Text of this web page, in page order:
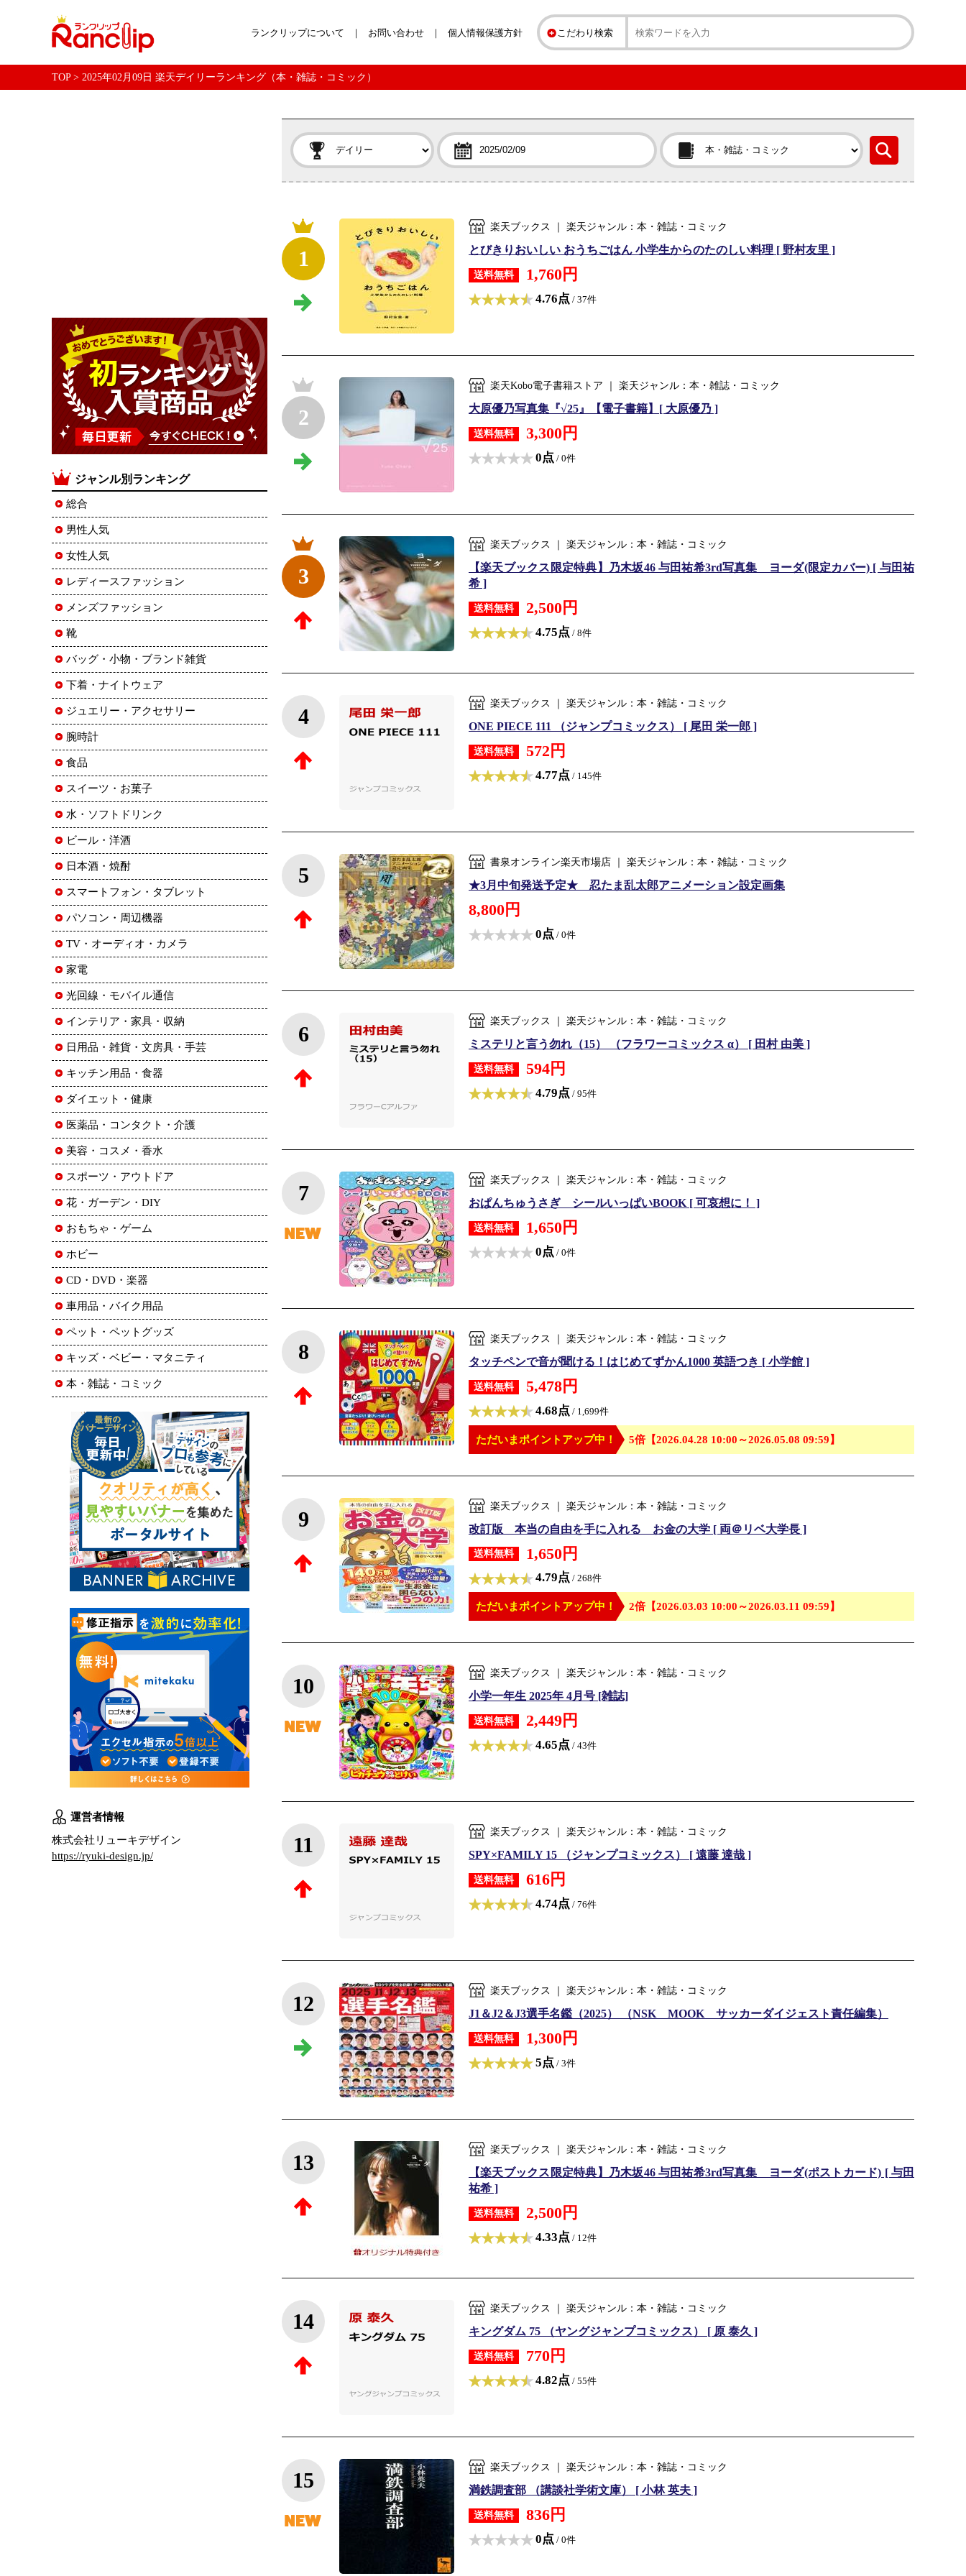
こだわり検索
ランクリップについて お問い合わせ 個人情報保護方針
TOP> 2025年02月09日 楽天デイリーランキング（本・雑誌・コミック）
1
楽天ブックス ｜ 楽天ジャンル：本・雑誌・コミック
とびきりおいしい おうちごはん 小学生からのたのしい料理 [ 野村友里 ]
送料無料 1,760円
4.76点 / 37件
2
楽天Kobo電子書籍ストア ｜ 楽天ジャンル：本・雑誌・コミック
大原優乃写真集『√25』【電子書籍】[ 大原優乃 ]
送料無料 3,300円
0点 / 0件
3
楽天ブックス ｜ 楽天ジャンル：本・雑誌・コミック
【楽天ブックス限定特典】乃木坂46 与田祐希3rd写真集 ヨーダ(限定カバー) [ 与田祐
希 ]
送料無料 2,500円
4.75点 / 8件
4
楽天ブックス ｜ 楽天ジャンル：本・雑誌・コミック
ONE PIECE 111 （ジャンプコミックス） [ 尾田 栄一郎 ]
送料無料 572円
4.77点 / 145件
5
書泉オンライン楽天市場店 ｜ 楽天ジャンル：本・雑誌・コミック
★3月中旬発送予定★ 忍たま乱太郎アニメーション設定画集
8,800円
0点 / 0件
6
楽天ブックス ｜ 楽天ジャンル：本・雑誌・コミック
ミステリと言う勿れ（15） （フラワーコミックス α） [ 田村 由美 ]
送料無料 594円
4.79点 / 95件
7
楽天ブックス ｜ 楽天ジャンル：本・雑誌・コミック
おぱんちゅうさぎ シールいっぱいBOOK [ 可哀想に！ ]
送料無料 1,650円
0点 / 0件
8
楽天ブックス ｜ 楽天ジャンル：本・雑誌・コミック
タッチペンで音が聞ける！はじめてずかん1000 英語つき [ 小学館 ]
送料無料 5,478円
4.68点 / 1,699件
ただいまポイントアップ中！ 5倍【2026.04.28 10:00～2026.05.08 09:59】
9
楽天ブックス ｜ 楽天ジャンル：本・雑誌・コミック
改訂版 本当の自由を手に入れる お金の大学 [ 両＠リベ大学長 ]
送料無料 1,650円
4.79点 / 268件
ただいまポイントアップ中！ 2倍【2026.03.03 10:00～2026.03.11 09:59】
10
楽天ブックス ｜ 楽天ジャンル：本・雑誌・コミック
小学一年生 2025年 4月号 [雑誌]
送料無料 2,449円
4.65点 / 43件
11
楽天ブックス ｜ 楽天ジャンル：本・雑誌・コミック
SPY×FAMILY 15 （ジャンプコミックス） [ 遠藤 達哉 ]
送料無料 616円
4.74点 / 76件
12
楽天ブックス ｜ 楽天ジャンル：本・雑誌・コミック
J1＆J2＆J3選手名鑑（2025） （NSK MOOK サッカーダイジェスト責任編集）
送料無料 1,300円
5点 / 3件
13
楽天ブックス ｜ 楽天ジャンル：本・雑誌・コミック
【楽天ブックス限定特典】乃木坂46 与田祐希3rd写真集 ヨーダ(ポストカード) [ 与田
祐希 ]
送料無料 2,500円
4.33点 / 12件
14
楽天ブックス ｜ 楽天ジャンル：本・雑誌・コミック
キングダム 75 （ヤングジャンプコミックス） [ 原 泰久 ]
送料無料 770円
4.82点 / 55件
15
楽天ブックス ｜ 楽天ジャンル：本・雑誌・コミック
満鉄調査部 （講談社学術文庫） [ 小林 英夫 ]
送料無料 836円
0点 / 0件
ジャンル別ランキング
総合
男性人気
女性人気
レディースファッション
メンズファッション
靴
バッグ・小物・ブランド雑貨
下着・ナイトウェア
ジュエリー・アクセサリー
腕時計
食品
スイーツ・お菓子
水・ソフトドリンク
ビール・洋酒
日本酒・焼酎
スマートフォン・タブレット
パソコン・周辺機器
TV・オーディオ・カメラ
家電
光回線・モバイル通信
インテリア・家具・収納
日用品・雑貨・文房具・手芸
キッチン用品・食器
ダイエット・健康
医薬品・コンタクト・介護
美容・コスメ・香水
スポーツ・アウトドア
花・ガーデン・DIY
おもちゃ・ゲーム
ホビー
CD・DVD・楽器
車用品・バイク用品
ペット・ペットグッズ
キッズ・ベビー・マタニティ
本・雑誌・コミック
運営者情報
株式会社リューキデザイン
https://ryuki-design.jp/